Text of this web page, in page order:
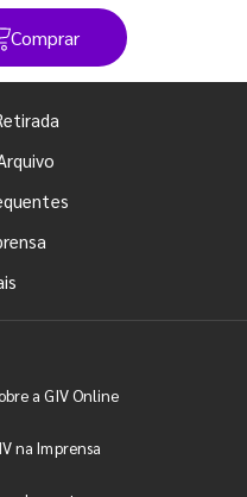
Comprar
a GIV Online
na Imprensa